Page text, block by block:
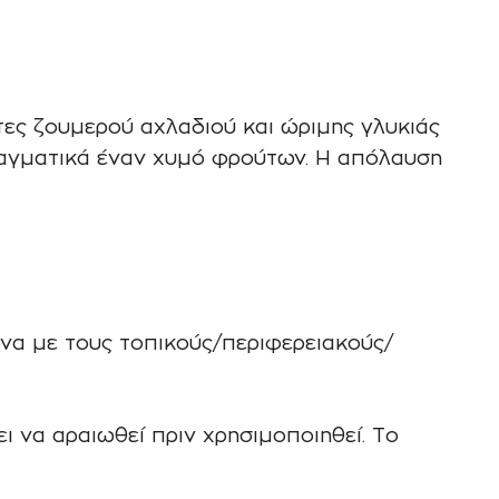
ζουμερού αχλαδιού και ώριμης γλυκιάς
έναν χυμό φρούτων. Η απόλαυση
με τους τοπικούς/περιφερειακούς/
αραιωθεί πριν χρησιμοποιηθεί. Το